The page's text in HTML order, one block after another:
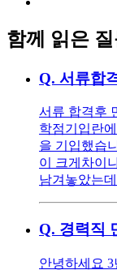
함께 읽은
Q. 서류합
서류 합격후
학점기입란
을 기입했습
이 크게차이
남겨놓았는
Q. 경력직
안녕하세요